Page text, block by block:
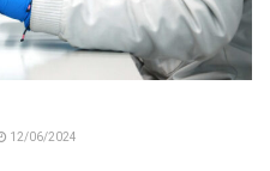
12/06/2024